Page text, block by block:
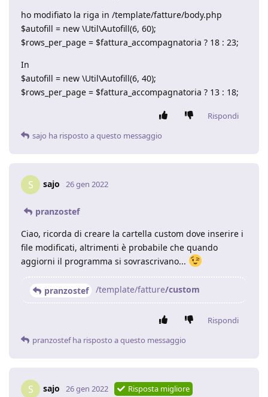
ho modifiato la riga in /template/fatture/body.php
$autofill = new \Util\Autofill(6, 60);
$rows_per_page = $fattura_accompagnatoria ? 18 : 23;
In
$autofill = new \Util\Autofill(6, 40);
$rows_per_page = $fattura_accompagnatoria ? 13 : 18;
Rispondi
sajo ha risposto a questo messaggio
S sajo 26 gen 2022
pranzostef
Ciao, ricorda di creare la cartella custom dove inserire i
file modificati, altrimenti è probabile che quando
aggiorni il programma si sovrascrivano...
pranzostef /template/fatture/custom
Rispondi
pranzostefha risposto a questo messaggio
S sajo 26 gen 2022 Risposta migliore